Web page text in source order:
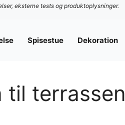
eksterne tests og produktoplysninger.
Spisestue Dekoration
til terrassen